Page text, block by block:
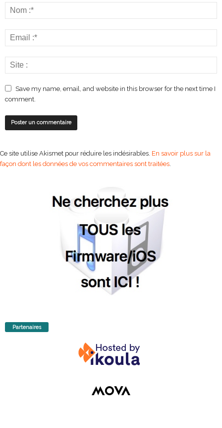
Save my name, email, and website in this browser for the next time I
comment.
Ce site utilise Akismet pour réduire les indésirables. En savoir plus sur la
façon dont les données de vos commentaires sont traitées
Partenaires